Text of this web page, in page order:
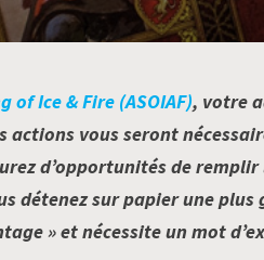
of Ice & Fire (ASOIAF), votre
actions vous seront
d’opportunités de
détenez sur papier une
» et nécessite un mot